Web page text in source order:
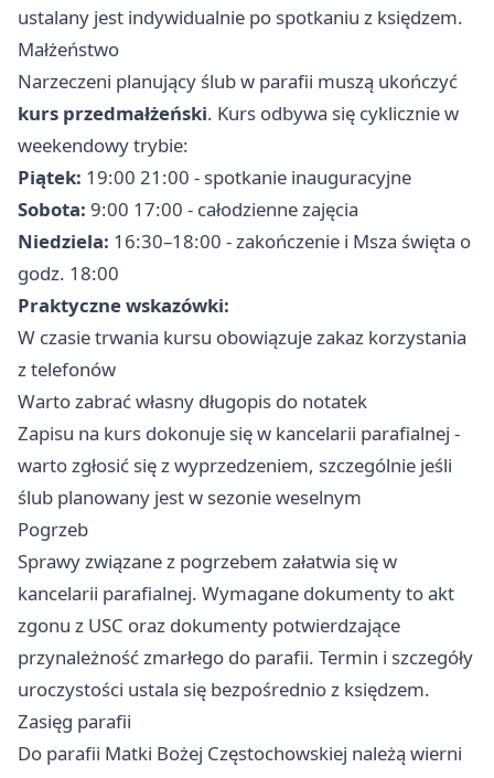
ustalany jest indywidualnie po spotkaniu z księdzem.
Małżeństwo
Narzeczeni planujący ślub w parafii muszą ukończyć
kurs przedmałżeński. Kurs odbywa się cyklicznie w
weekendowy trybie:
Piątek: 19:00 21:00 - spotkanie inauguracyjne
Sobota: 9:00 17:00 - całodzienne zajęcia
Niedziela: 16:30–18:00 - zakończenie i Msza święta o
godz. 18:00
Praktyczne wskazówki:
W czasie trwania kursu obowiązuje zakaz korzystania
z telefonów
Warto zabrać własny długopis do notatek
Zapisu na kurs dokonuje się w kancelarii parafialnej -
warto zgłosić się z wyprzedzeniem, szczególnie jeśli
ślub planowany jest w sezonie weselnym
Pogrzeb
Sprawy związane z pogrzebem załatwia się w
kancelarii parafialnej. Wymagane dokumenty to akt
zgonu z USC oraz dokumenty potwierdzające
przynależność zmarłego do parafii. Termin i szczegóły
uroczystości ustala się bezpośrednio z księdzem.
Zasięg parafii
Do parafii Matki Bożej Częstochowskiej należą wierni